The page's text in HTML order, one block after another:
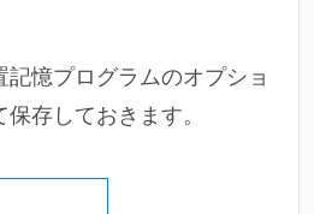
記憶プログラムのオプショ
存しておきます。